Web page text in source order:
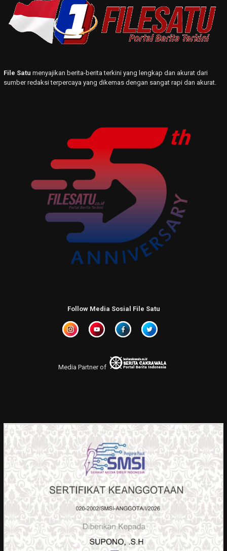
File Satu menyajikan berita-berita terkini yang lengkap dan akurat dari
sumber redaksi terpercaya yang dikemas dengan sangat rapi dan akurat.
Follow Media Sosial File Satu
Media Partner of